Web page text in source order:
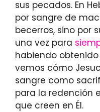
sus pecados. En
por sangre de
becerros, sino por
una vez para
habiendo
vemos cómo
sangre como
para la redención
que creen en Él.